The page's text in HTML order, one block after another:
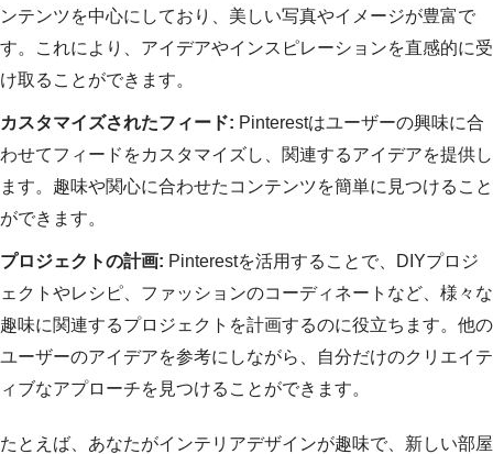
ンテンツを中心にしており、美しい写真やイメージが豊富で
す。これにより、アイデアやインスピレーションを直感的に受
け取ることができます。
カスタマイズされたフィード: Pinterestはユーザーの興味に合
わせてフィードをカスタマイズし、関連するアイデアを提供し
ます。趣味や関心に合わせたコンテンツを簡単に見つけること
ができます。
プロジェクトの計画: Pinterestを活用することで、DIYプロジ
ェクトやレシピ、ファッションのコーディネートなど、様々な
趣味に関連するプロジェクトを計画するのに役立ちます。他の
ユーザーのアイデアを参考にしながら、自分だけのクリエイテ
ィブなアプローチを見つけることができます。
たとえば、あなたがインテリアデザインが趣味で、新しい部屋